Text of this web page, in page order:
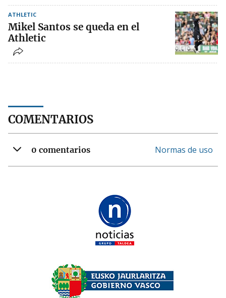
ATHLETIC
Mikel Santos se queda en el
Athletic
COMENTARIOS
0 comentarios Normas de uso